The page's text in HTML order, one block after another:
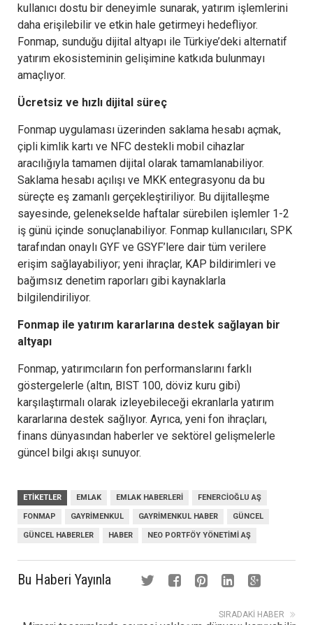
kullanıcı dostu bir deneyimle sunarak, yatırım işlemlerini
daha erişilebilir ve etkin hale getirmeyi hedefliyor.
Fonmap, sunduğu dijital altyapı ile Türkiye’deki alternatif
yatırım ekosisteminin gelişimine katkıda bulunmayı
amaçlıyor.
Ücretsiz ve hızlı dijital süreç
Fonmap uygulaması üzerinden saklama hesabı açmak,
çipli kimlik kartı ve NFC destekli mobil cihazlar
aracılığıyla tamamen dijital olarak tamamlanabiliyor.
Saklama hesabı açılışı ve MKK entegrasyonu da bu
süreçte eş zamanlı gerçekleştiriliyor. Bu dijitalleşme
sayesinde, gelenekselde haftalar sürebilen işlemler 1-2
iş günü içinde sonuçlanabiliyor. Fonmap kullanıcıları, SPK
tarafından onaylı GYF ve GSYF’lere dair tüm verilere
erişim sağlayabiliyor; yeni ihraçlar, KAP bildirimleri ve
bağımsız denetim raporları gibi kaynaklarla
bilgilendiriliyor.
Fonmap ile yatırım kararlarına destek sağlayan bir
altyapı
Fonmap, yatırımcıların fon performanslarını farklı
göstergelerle (altın, BIST 100, döviz kuru gibi)
karşılaştırmalı olarak izleyebileceği ekranlarla yatırım
kararlarına destek sağlıyor. Ayrıca, yeni fon ihraçları,
finans dünyasından haberler ve sektörel gelişmelerle
güncel bilgi akışı sunuyor.
ETIKETLER EMLAK EMLAK HABERLERI FENERCIOĞLU AŞ
FONMAP GAYRIMENKUL GAYRIMENKUL HABER GÜNCEL
GÜNCEL HABERLER HABER NEO PORTFÖY YÖNETIMI AŞ
Bu Haberi Yayınla
SIRADAKI HABER